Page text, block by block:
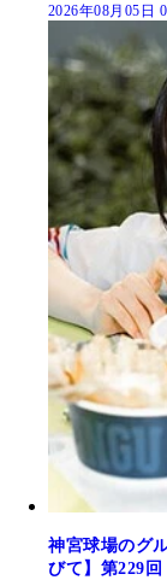
2026年08月05日
神宮球場のグ
びて】第229回